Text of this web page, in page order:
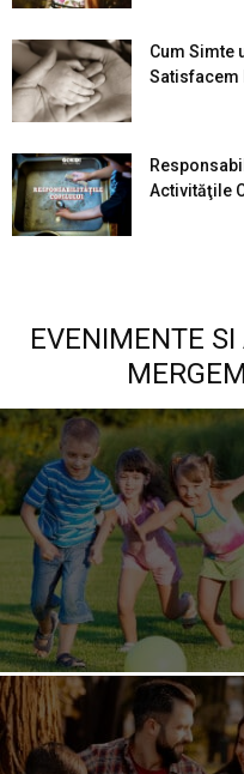
Cum Simte
Satisfacem
Activităţile
EVENIMENTE